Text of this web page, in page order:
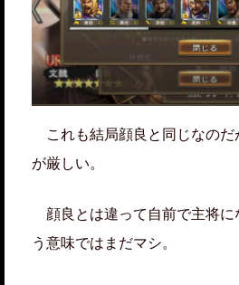
これも結局顔良と同じなのだ
が厳しい。
顔良とは違って自前で主将に
う意味ではまだマシ。